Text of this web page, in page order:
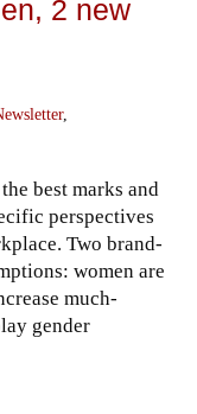
2 new
,
best marks and
perspectives
Two brand-
women are
much-
gender